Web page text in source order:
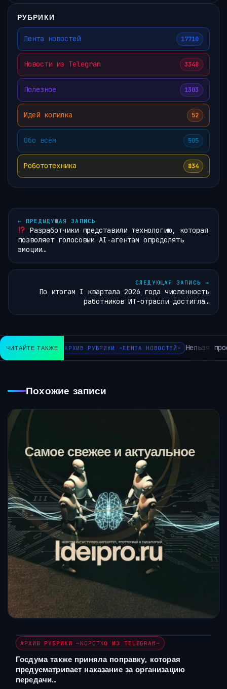
РУБРИКИ
Лента новостей 17710
Новости из Telegram 3348
Полезное 1303
Идей копилка 52
Обо всём 505
Робототехника 834
← ПРЕДЫДУЩАЯ ЗАПИСЬ
Разработчики представили технологию, которая
позволяет голосовым AI-агентам определять
эмоции…
СЛЕДУЮЩАЯ ЗАПИСЬ →
По итогам I квартала 2026 года численность
работников ИТ-отрасли достигла…
ЧИТАЙТЕ ТАКЖЕ АРХИВ РУБРИКИ ~ЛЕНТА НОВОСТЕЙ~ Нельзя
Похожие записи
АРХИВ РУБРИКИ ~КОРОТКО ИЗ TELEGRAM~
Госдума также приняла поправку, которая
предусматривает наказание за организацию
передачи…